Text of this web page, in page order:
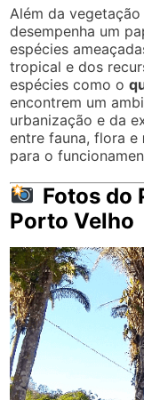
Além da
desempenha um
espécies
tropical e dos
espécies como o
encontrem um
urbanização e da
entre fauna, flora e
para o
Fotos do
Porto Velho